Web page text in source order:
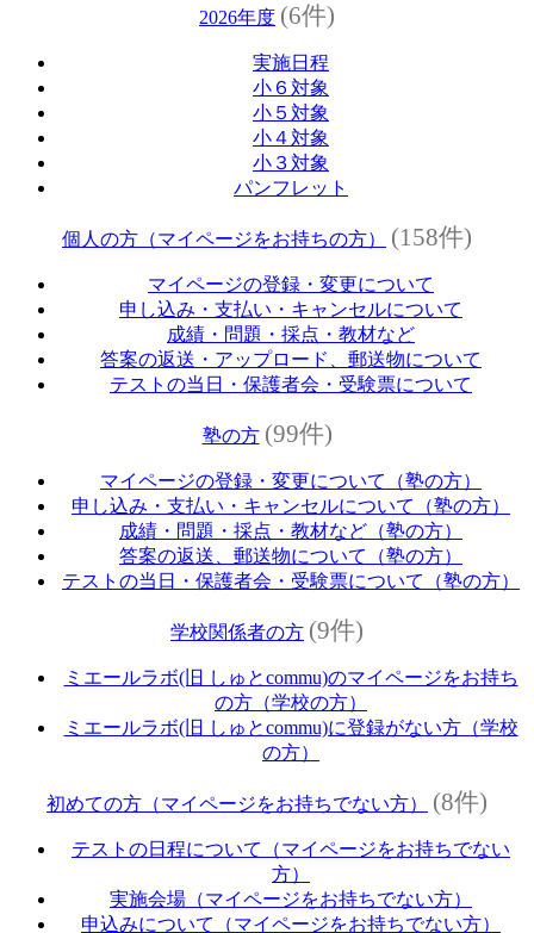
2026年度 (6件)
実施日程
小６対象
小５対象
小４対象
小３対象
パンフレット
個人の方（マイページをお持ちの方） (158件)
マイページの登録・変更について
申し込み・支払い・キャンセルについて
成績・問題・採点・教材など
答案の返送・アップロード、郵送物について
テストの当日・保護者会・受験票について
塾の方 (99件)
マイページの登録・変更について（塾の方）
申し込み・支払い・キャンセルについて（塾の方）
成績・問題・採点・教材など（塾の方）
答案の返送、郵送物について（塾の方）
テストの当日・保護者会・受験票について（塾の方）
学校関係者の方 (9件)
ミエールラボ(旧 しゅとcommu)のマイページをお持ち
の方（学校の方）
ミエールラボ(旧 しゅとcommu)に登録がない方（学校
の方）
初めての方（マイページをお持ちでない方） (8件)
テストの日程について（マイページをお持ちでない
方）
実施会場（マイページをお持ちでない方）
申込みについて（マイページをお持ちでない方）